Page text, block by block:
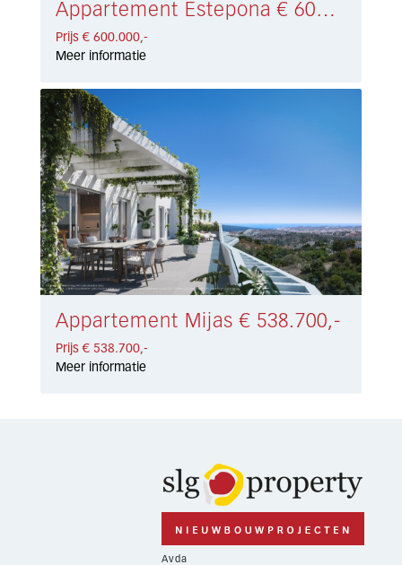
Appartement Estepona € 600.000,-
Prijs € 600.000,-
Meer informatie
Appartement Mijas € 538.700,-
Prijs € 538.700,-
Meer informatie
Avda